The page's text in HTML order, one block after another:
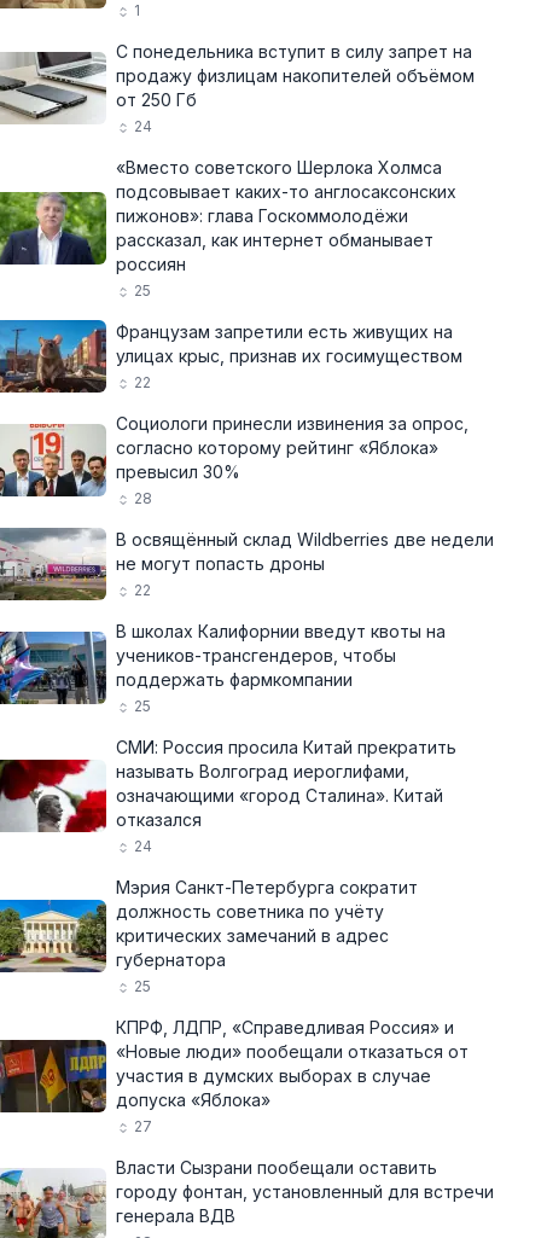
1
С понедельника вступит в силу запрет на
продажу физлицам накопителей объёмом
от 250 Гб
24
«Вместо советского Шерлока Холмса
подсовывает каких-то англосаксонских
пижонов»: глава Госкоммолодёжи
рассказал, как интернет обманывает
россиян
25
Французам запретили есть живущих на
улицах крыс, признав их госимуществом
22
Социологи принесли извинения за опрос,
согласно которому рейтинг «Яблока»
превысил 30%
28
В освящённый склад Wildberries две недели
не могут попасть дроны
22
В школах Калифорнии введут квоты на
учеников-трансгендеров, чтобы
поддержать фармкомпании
25
СМИ: Россия просила Китай прекратить
называть Волгоград иероглифами,
означающими «город Сталина». Китай
отказался
24
Мэрия Санкт-Петербурга сократит
должность советника по учёту
критических замечаний в адрес
губернатора
25
КПРФ, ЛДПР, «Справедливая Россия» и
«Новые люди» пообещали отказаться от
участия в думских выборах в случае
допуска «Яблока»
27
Власти Сызрани пообещали оставить
городу фонтан, установленный для встречи
генерала ВДВ